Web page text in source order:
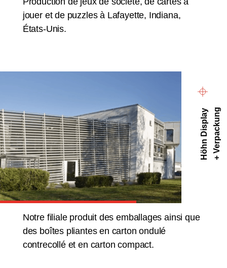
jouer et de puzzles à Lafayette, Indiana,
États-Unis.
Höhn Display+ Verpackung
Notre filiale produit des emballages ainsi que
des boîtes pliantes en carton ondulé
contrecollé et en carton compact.